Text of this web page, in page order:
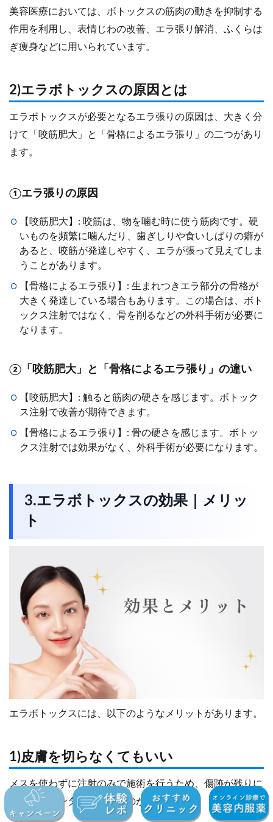
美容医療においては、ボトックスの筋肉の動きを抑制する
作用を利用し、表情じわの改善、エラ張り解消、ふくらは
ぎ痩身などに用いられています。
2)エラボトックスの原因とは
エラボトックスが必要となるエラ張りの原因は、大きく分
けて「咬筋肥大」と「骨格によるエラ張り」の二つがあり
ます。
①エラ張りの原因
【咬筋肥大】: 咬筋は、物を噛む時に使う筋肉です。硬
いものを頻繁に噛んだり、歯ぎしりや食いしばりの癖が
あると、咬筋が発達しやすく、エラが張って見えてしま
うことがあります。
【骨格によるエラ張り】: 生まれつきエラ部分の骨格が
大きく発達している場合もあります。この場合は、ボト
ックス注射ではなく、骨を削るなどの外科手術が必要に
なります。
②「咬筋肥大」と「骨格によるエラ張り」の違い
【咬筋肥大】: 触ると筋肉の硬さを感じます。ボトック
ス注射で改善が期待できます。
【骨格によるエラ張り】: 骨の硬さを感じます。ボトッ
クス注射では効果がなく、外科手術が必要になります。
3.エラボトックスの効果｜メリッ
ト
エラボトックスには、以下のようなメリットがあります。
1)皮膚を切らなくてもいい
メスを使わずに注射のみで施術を行うため、傷跡が残りに
くく、ダウンタイムも短いのが特徴です。